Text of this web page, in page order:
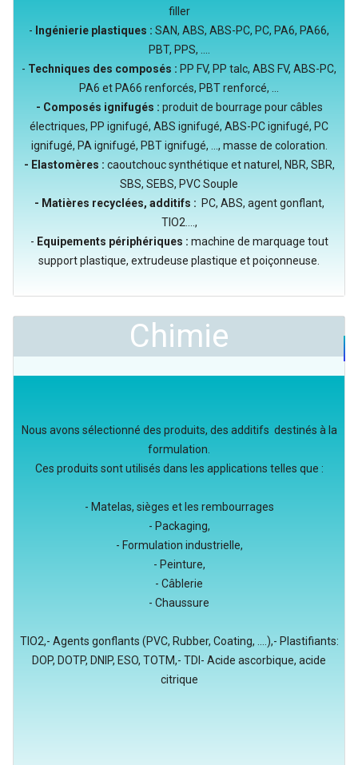
filler
- Ingénierie plastiques : SAN, ABS, ABS-PC, PC, PA6, PA66,
PBT, PPS, ....
- Techniques des composés : PP FV, PP talc, ABS FV, ABS-PC,
PA6 et PA66 renforcés, PBT renforcé, ...
- Composés ignifugés : produit de bourrage pour câbles
électriques, PP ignifugé, ABS ignifugé, ABS-PC ignifugé, PC
ignifugé, PA ignifugé, PBT ignifugé, ..., masse de coloration.
- Elastomères : caoutchouc synthétique et naturel, NBR, SBR,
SBS, SEBS, PVC Souple
- Matières recyclées, additifs : PC, ABS, agent gonflant,
TIO2....,
- Equipements périphériques : machine de marquage tout
support plastique, extrudeuse plastique et poiçonneuse.
Chimie
Nous avons sélectionné des produits, des additifs destinés à la
formulation.
Ces produits sont utilisés dans les applications telles que :
- Matelas, sièges et les rembourrages
- Packaging,
- Formulation industrielle,
- Peinture,
- Câblerie
- Chaussure
TIO2,- Agents gonflants (PVC, Rubber, Coating, ....),- Plastifiants:
DOP, DOTP, DNIP, ESO, TOTM,- TDI- Acide ascorbique, acide
citrique